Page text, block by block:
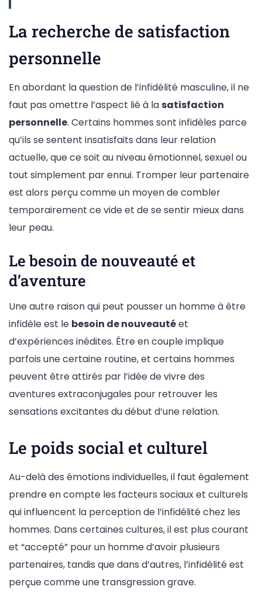
La recherche de satisfaction
personnelle
En abordant la question de l’infidélité masculine, il ne
faut pas omettre l’aspect lié à la satisfaction
personnelle. Certains hommes sont infidèles parce
qu’ils se sentent insatisfaits dans leur relation
actuelle, que ce soit au niveau émotionnel, sexuel ou
tout simplement par ennui. Tromper leur partenaire
est alors perçu comme un moyen de combler
temporairement ce vide et de se sentir mieux dans
leur peau.
Le besoin de nouveauté et
d’aventure
Une autre raison qui peut pousser un homme à être
infidèle est le besoin de nouveautéet
d’expériences inédites. Être en couple implique
parfois une certaine routine, et certains hommes
peuvent être attirés par l’idée de vivre des
aventures extraconjugales pour retrouver les
sensations excitantes du début d’une relation.
Le poids social et culturel
Au-delà des émotions individuelles, il faut également
prendre en compte les facteurs sociaux et culturels
qui influencent la perception de l’infidélité chez les
hommes. Dans certaines cultures, il est plus courant
et “accepté” pour un homme d’avoir plusieurs
partenaires, tandis que dans d’autres, l’infidélité est
perçue comme une transgression grave.